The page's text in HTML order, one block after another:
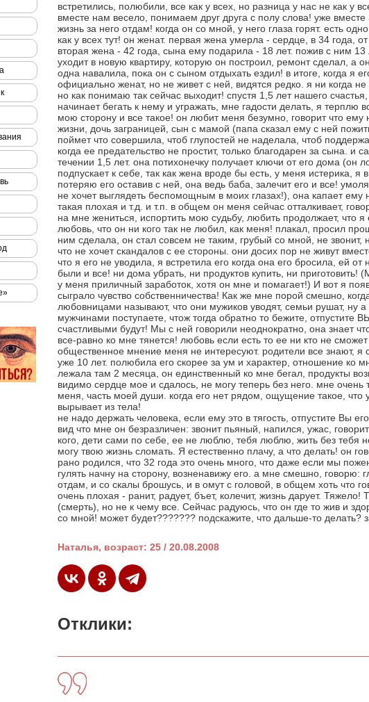
встретились, полюбили, все как у всех, но разница у нас не как у
вместе нам весело, понимаем друг друга с полу слова! уже вместе
жизнь за него отдам! когда он со мной, у него глаза горят. есть
как у всех тут! он женат. первая жена умерла - сердце, в 34 года,
вторая жена - 42 года, сына ему подарила - 18 лет. пожив с ним 13
уходит в новую квартиру, которую он построил, ремонт сделал, а
одна навалила, пока он с сыном отдыхать ездил! в итоге, когда я
официально женат, но не живет с ней, видятся редко. я ни когда
но как понимаю так сейчас выходит! спустя 1,5 лет нашего
начинает бегать к нему и угражать, мне гадости делать, я терплю
мою сторону и все такое! он любит меня безумно, говорит что ему
жизни, дочь заграницей, сын с мамой (папа сказал ему с ней
поймет что совершила, чтоб глупостей не наделала, чтоб
когда ее предательство не простит, только благодарен за сына. и
течении 1,5 лет. она потихонечку получает ключи от его дома (он
подпускает к себе, так как жена вроде бы есть, у меня истерика, я
потеряю его оставив с ней, она ведь баба, залечит его и все!
не хочет выглядеть беспомощным в моих глазах!), она капает ему
такая плохая и т.д. и т.п. в общем он меня сейчас отталкивает,
на мне жениться, испортить мою судьбу, любить продолжает, что я
любовь, что он ни кого так не любил, как меня! плакал, просил
ним сделала, он стал совсем не таким, грубый со мной, не звонит,
что не хочет скандалов с ее стороны. они досих пор не живут
что я его не уводила, я встретила его когда она его бросила, ей от
были и все! ни дома убрать, ни продуктов купить, ни приготовить!
у меня приличный заработок, хотя он мне и помагает!) И вот я
сыграло чувство собственничества! Как же мне порой смешно,
любовницами называют, что они мужиков уводят, семьи рушат, ну
мужчинами поступаете, чтож тогда обратно то бежите, отпустите
счастливыми будут! Мы с ней говорили неоднократно, она знает
все-равно ко мне тянется! любовь если есть то ее ни кто не сможет
общественное мнение меня не интересуют. родители все знают, я
уже 10 лет. полюбила его скорее за ум и характер, отношение ко
лежала там 2 месяца, он единственный ко мне бегал, продукты
видимо сердце мое и сдалось, не могу теперь без него. мне очень
меня, часть моей души. когда его нет рядом, ощущение такое, что
вырывает из тела!
не надо держать человека, если ему это в тягость, отпустите Вы
вид что мне он безразличен: звонит пьяный, напился, ужас,
кого, дети сами по себе, ее не люблю, тебя люблю, жить без тебя
могу твою жизнь сломать. Я естественно плачу, а что делать! он
рано родился, что 32 года это очень много, что даже если мы
гулять начну на сторону, возненавижу его. а мне смешно, говорю:
отдам, и со скалы брошусь, и в омут с головой, в общем хоть что
очень плохая - ранит, радует, бъет, колечит, жизнь дарует.
(смерть), но не к чему все. Сейчас радуюсь, что он где то жив и
со мной! может будет??????? подскажите, что дальше-то делать?
Наталья, возраст: 25 / 20.08.2008
Отклики: